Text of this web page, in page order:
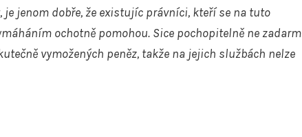
jenom dobře, že existujíc právníci, kteří se na tuto
ochotně pomohou. Sice pochopitelně ne
vymožených peněz, takže na jejich službách nelze